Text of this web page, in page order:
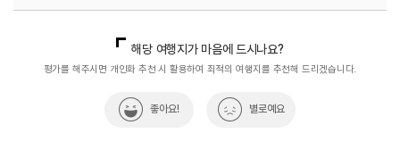
해당 여행지가 마음에 드시나요?
평가를 해주시면 개인화 추천 시 활용하여 최적의 여행지를 추천해 드리겠습니다.
좋아요! 별로예요